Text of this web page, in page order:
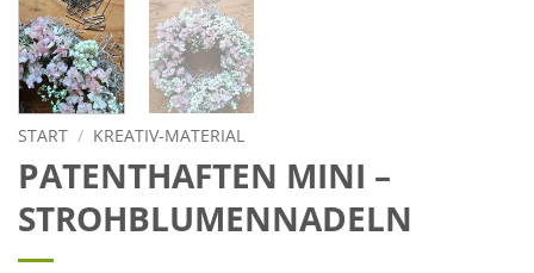
START / KREATIV-MATERIAL
PATENTHAFTEN MINI –
STROHBLUMENNADELN